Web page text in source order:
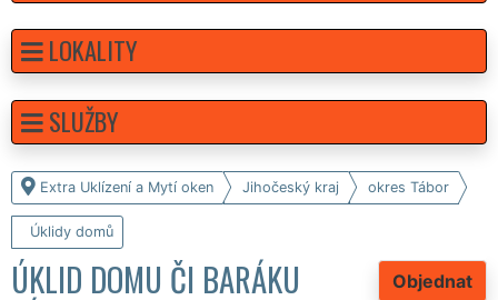
Extra Uklízení a Mytí oken Jihočeský kraj okres Tábor
Úklidy domů
Objednat
ÚKLID DOMU ČI BARÁKU
LOKALITY
SLUŽBY